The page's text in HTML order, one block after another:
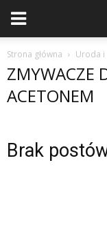
Strona główna Uroda i
ZMYWACZE
ACETONEM
Brak